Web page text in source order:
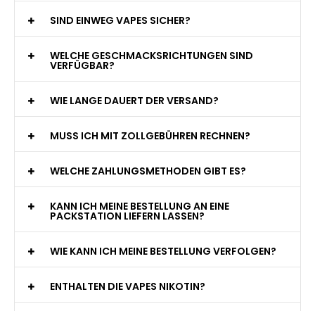
SIND EINWEG VAPES SICHER?
WELCHE GESCHMACKSRICHTUNGEN SIND
VERFÜGBAR?
WIE LANGE DAUERT DER VERSAND?
MUSS ICH MIT ZOLLGEBÜHREN RECHNEN?
WELCHE ZAHLUNGSMETHODEN GIBT ES?
KANN ICH MEINE BESTELLUNG AN EINE
PACKSTATION LIEFERN LASSEN?
WIE KANN ICH MEINE BESTELLUNG VERFOLGEN?
ENTHALTEN DIE VAPES NIKOTIN?